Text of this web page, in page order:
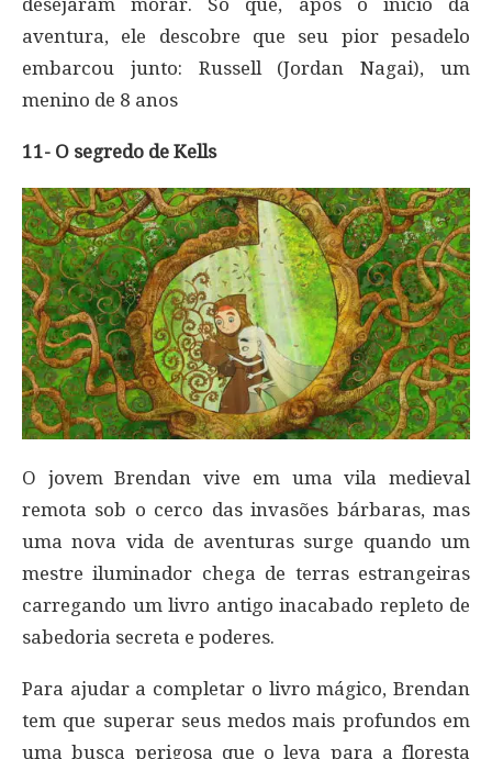
aventura, ele descobre que seu pior pesadelo
embarcou junto: Russell (Jordan Nagai), um
menino de 8 anos
11- O segredo de Kells
O jovem Brendan vive em uma vila medieval
remota sob o cerco das invasões bárbaras, mas
uma nova vida de aventuras surge quando um
mestre iluminador chega de terras estrangeiras
carregando um livro antigo inacabado repleto de
sabedoria secreta e poderes.
Para ajudar a completar o livro mágico, Brendan
tem que superar seus medos mais profundos em
uma busca perigosa que o leva para a floresta